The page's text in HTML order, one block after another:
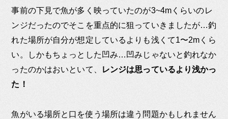
事前の下見で魚が多く映っていたのが3~4mくらいのレ
ンジだったのでそこを重点的に狙っていきましたが…釣
れた場所が自分が想定しているよりも浅くて1〜2mくら
い。しかもちょっとした凹み…凹みじゃないと釣れなか
ったのかはおいといて、
レンジは思っているより浅かっ
た！
魚がいる場所と口を使う場所は違う問題かもしれません